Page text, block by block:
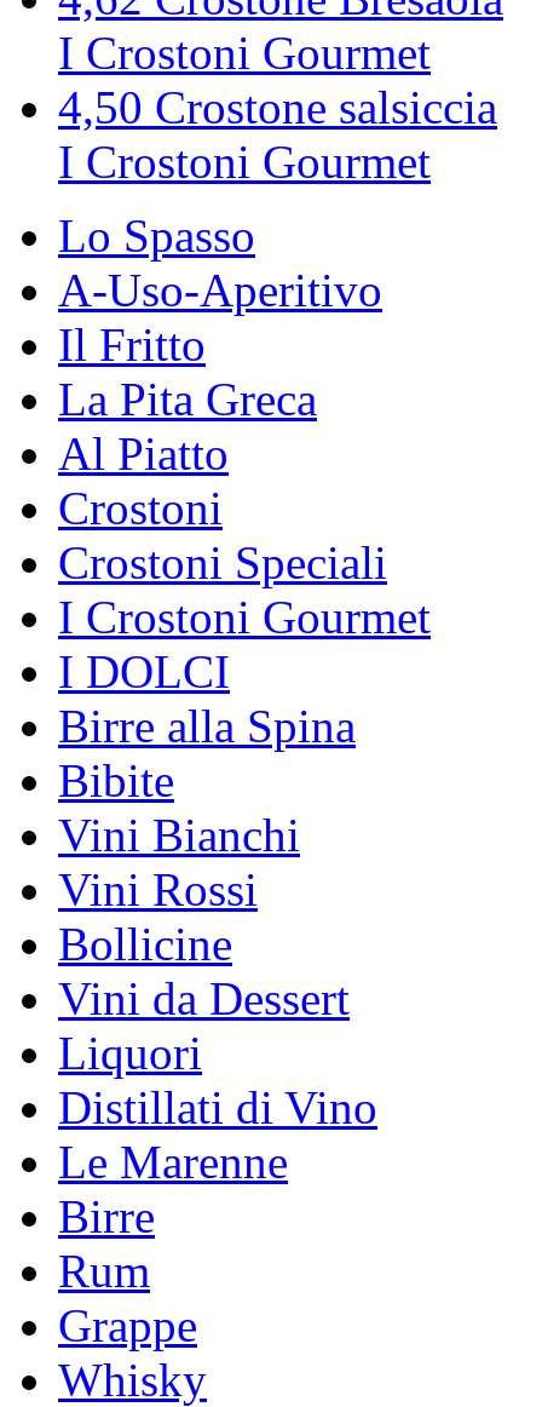
I Crostoni Gourmet
4,50 Crostone salsiccia
I Crostoni Gourmet
Lo Spasso
A-Uso-Aperitivo
Il Fritto
La Pita Greca
Al Piatto
Crostoni
Crostoni Speciali
I Crostoni Gourmet
I DOLCI
Birre alla Spina
Bibite
Vini Bianchi
Vini Rossi
Bollicine
Vini da Dessert
Liquori
Distillati di Vino
Le Marenne
Birre
Rum
Grappe
Whisky